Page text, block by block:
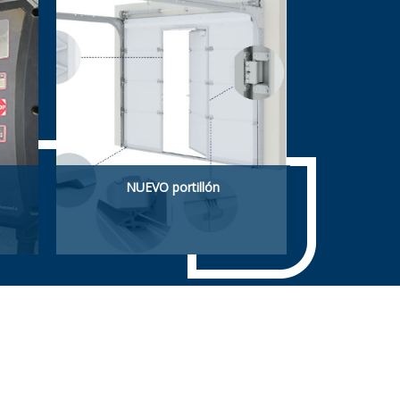
NUEVO portillón
Portillón con perfiles muy